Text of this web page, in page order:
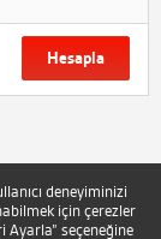
Hesapla